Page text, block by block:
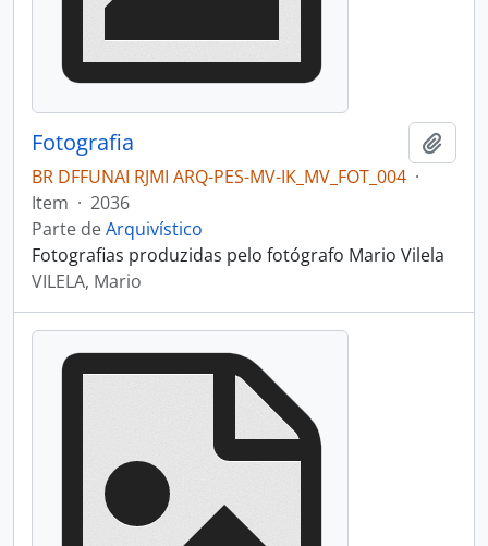
Fotografia
BR DFFUNAI RJMI ARQ-PES-MV-IK_MV_FOT_004 ·
Item · 2036
Parte deArquivístico
Fotografias produzidas pelo fotógrafo Mario Vilela
VILELA, Mario